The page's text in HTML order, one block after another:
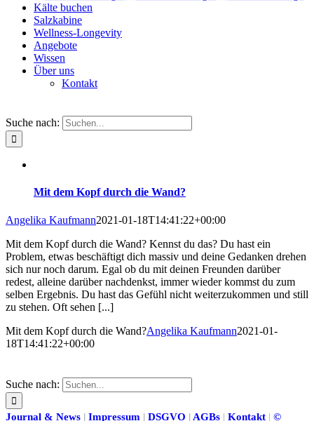
Kälte buchen
Salzkabine
Wellness-Longevity
Angebote
Wissen
Über uns
Kontakt
Suche nach:
Mit dem Kopf durch die Wand?
Angelika Kaufmann2021-01-18T14:41:22+00:00
Mit dem Kopf durch die Wand? Kennst du das? Du hast ein
Problem, etwas beschäftigt dich massiv und deine Gedanken drehen
sich nur noch darum. Egal ob du mit deinen Freunden darüber
redest, alleine darüber nachdenkst, immer wieder kommst du zum
selben Ergebnis. Du hast das Gefühl nicht weiterzukommen und still
zu stehen. Oft sehen [...]
Mit dem Kopf durch die Wand?Angelika Kaufmann2021-01-
18T14:41:22+00:00
Suche nach:
Journal & News | Impressum | DSGVO | AGBs | Kontakt | ©